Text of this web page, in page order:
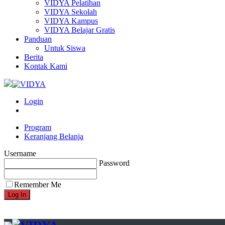
VIDYA Pelatihan
VIDYA Sekolah
VIDYA Kampus
VIDYA Belajar Gratis
Panduan
Untuk Siswa
Berita
Kontak Kami
Login
Program
Keranjang Belanja
Username
Password
Remember Me